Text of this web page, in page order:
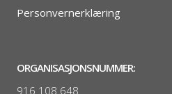
Personvernerklæring
ORGANISASJONSNUMMER:
916 108 648